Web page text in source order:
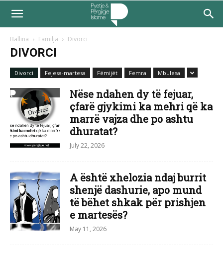
Ballina Familja Divorci
DIVORCI
Divorci Fejesa-martesa Fëmijët Femra Mbulesa
Nëse ndahen dy të fejuar,
çfarë gjykimi ka mehri që ka
marrë vajza dhe po ashtu
dhuratat?
July 22, 2026
A është xhelozia ndaj burrit
shenjë dashurie, apo mund
të bëhet shkak për prishjen
e martesës?
May 11, 2026